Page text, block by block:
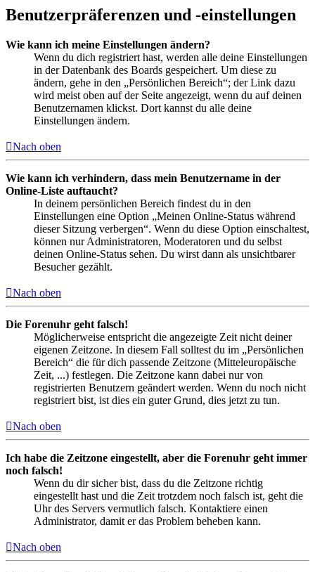
Benutzerpräferenzen und -einstellungen
Wie kann ich meine Einstellungen ändern?
Wenn du dich registriert hast, werden alle deine Einstellungen
in der Datenbank des Boards gespeichert. Um diese zu
ändern, gehe in den „Persönlichen Bereich“; der Link dazu
wird meist oben auf der Seite angezeigt, wenn du auf deinen
Benutzernamen klickst. Dort kannst du alle deine
Einstellungen ändern.
Nach oben
Wie kann ich verhindern, dass mein Benutzername in der
Online-Liste auftaucht?
In deinem persönlichen Bereich findest du in den
Einstellungen eine Option „Meinen Online-Status während
dieser Sitzung verbergen“. Wenn du diese Option einschaltest,
können nur Administratoren, Moderatoren und du selbst
deinen Online-Status sehen. Du wirst dann als unsichtbarer
Besucher gezählt.
Nach oben
Die Forenuhr geht falsch!
Möglicherweise entspricht die angezeigte Zeit nicht deiner
eigenen Zeitzone. In diesem Fall solltest du im „Persönlichen
Bereich“ die für dich passende Zeitzone (Mitteleuropäische
Zeit, ...) festlegen. Die Zeitzone kann dabei nur von
registrierten Benutzern geändert werden. Wenn du noch nicht
registriert bist, ist dies ein guter Grund, dies jetzt zu tun.
Nach oben
Ich habe die Zeitzone eingestellt, aber die Forenuhr geht immer
noch falsch!
Wenn du dir sicher bist, dass du die Zeitzone richtig
eingestellt hast und die Zeit trotzdem noch falsch ist, geht die
Uhr des Servers vermutlich falsch. Kontaktiere einen
Administrator, damit er das Problem beheben kann.
Nach oben